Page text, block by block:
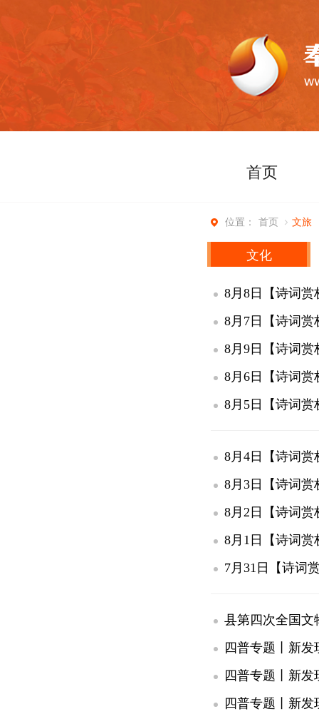
首页
位置： 首页 文旅
文化
8月8日【诗词赏
8月7日【诗词赏
8月9日【诗词赏
8月6日【诗词赏
8月5日【诗词赏
8月4日【诗词赏
8月3日【诗词赏
8月2日【诗词赏
8月1日【诗词赏
7月31日【诗词
县第四次全国文
四普专题丨新
四普专题丨新
四普专题丨新